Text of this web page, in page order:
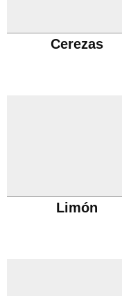
Cerezas
Limón